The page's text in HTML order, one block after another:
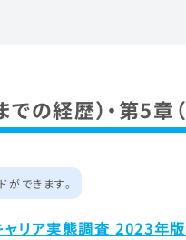
の経歴）・第5章
できます。
リア実態調査 2023年版